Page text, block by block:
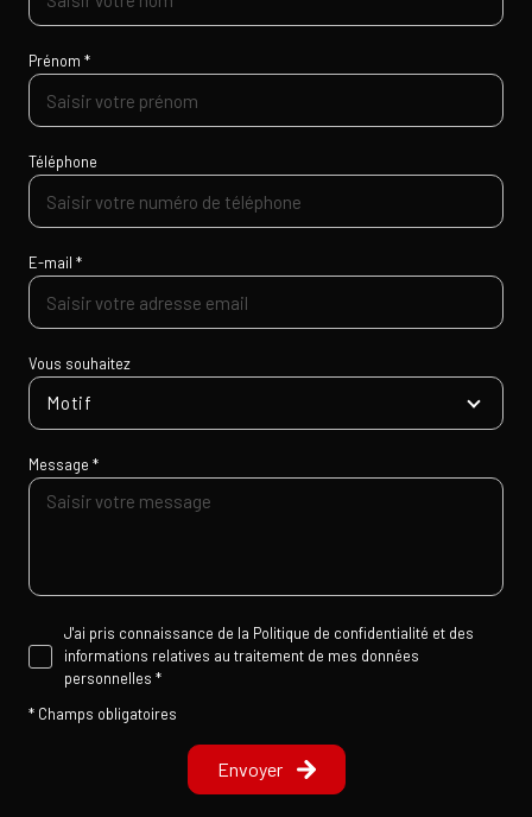
Prénom *
Téléphone
E-mail *
Vous souhaitez
Motif
Message *
J'ai pris connaissance de la Politique de confidentialité et des
informations relatives au traitement de mes données
personnelles *
* Champs obligatoires
Envoyer